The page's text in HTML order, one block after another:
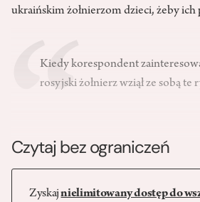
ukraińskim żołnierzom dzieci, żeby ich
Kiedy korespondent
rosyjski żołnierz wziął ze sobą
Czytaj bez ograniczeń
Zyskajnielimitowany dostęp do